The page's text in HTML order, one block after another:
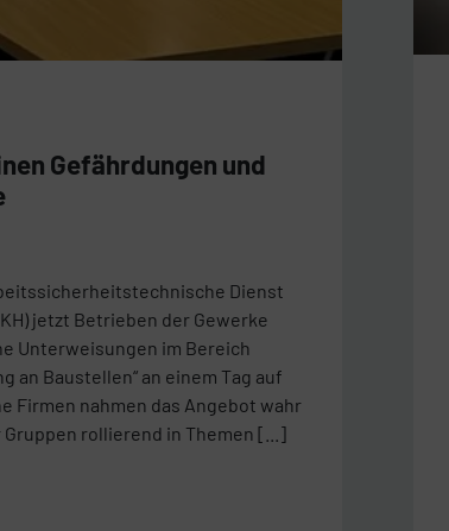
Gefährdungen und
Dienst
jetzt Betrieben der Gewerke
Unterweisungen im Bereich
an Baustellen“ an einem Tag auf
Firmen nahmen das Angebot wahr
rollierend in Themen [...]